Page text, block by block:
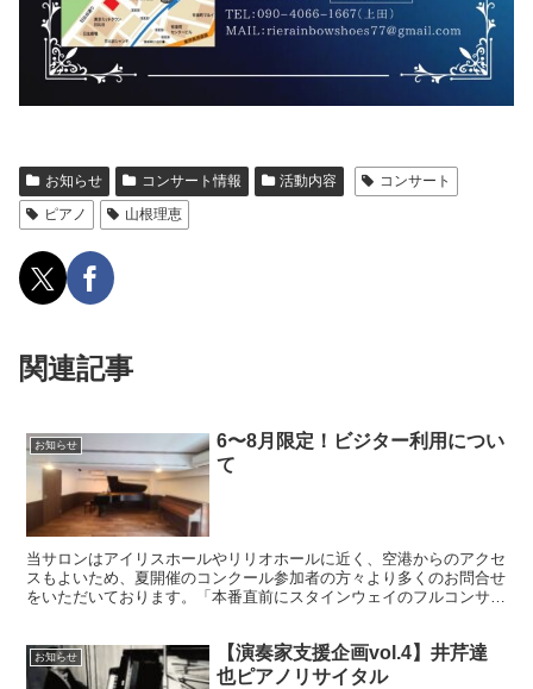
お知らせ コンサート情報 活動内容
コンサート
ピアノ
山根理恵
関連記事
お知らせ
6〜8月限定！ビジター利用につい
て
当サロンはアイリスホールやリリオホールに近く、空港からのアクセ
スもよいため、夏開催のコンクール参加者の方々より多くのお問合せ
をいただいております。「本番直前にスタインウェイのフルコンサー
お知らせ
【演奏家支援企画vol.4】井芹達
也ピアノリサイタル